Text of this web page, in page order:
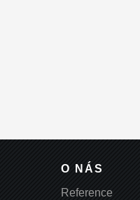
O NÁS
Reference